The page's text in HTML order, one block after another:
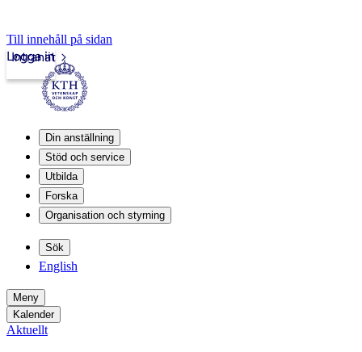
Till innehåll på sidan
Intranät
Logga in
Din anställning
Stöd och service
Utbilda
Forska
Organisation och styrning
Sök
English
Meny
Kalender
Aktuellt